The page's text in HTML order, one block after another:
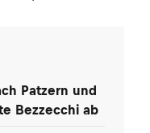
Patzern und
Bezzecchi ab